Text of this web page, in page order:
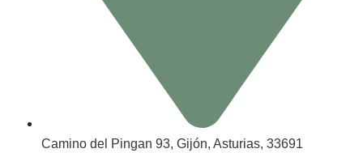
Camino del Pingan 93, Gijón, Asturias, 33691